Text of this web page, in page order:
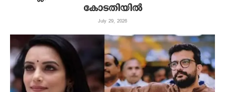
കോടതിയിൽ
July 29, 2026